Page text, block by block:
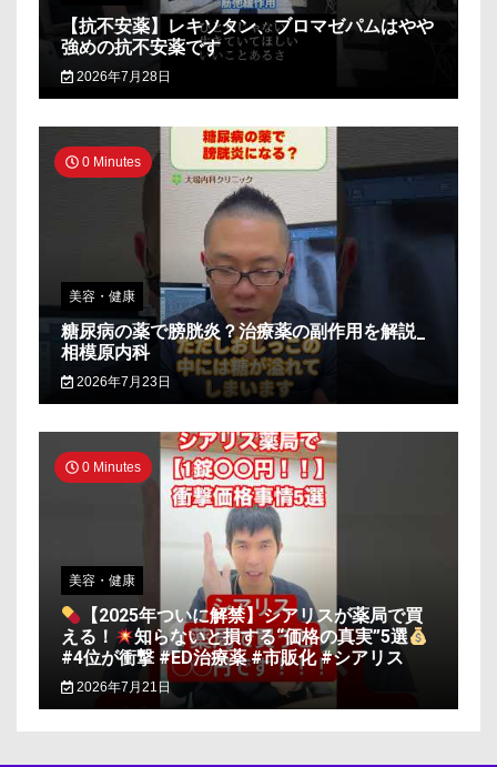
【抗不安薬】レキソタン、ブロマゼパムはやや
強めの抗不安薬です
2026年7月28日
0 Minutes
美容・健康
糖尿病の薬で膀胱炎？治療薬の副作用を解説_
相模原内科
2026年7月23日
0 Minutes
美容・健康
【2025年ついに解禁】シアリスが薬局で買
える！
知らないと損する“価格の真実”5選
#4位が衝撃 #ED治療薬 #市販化 #シアリス
2026年7月21日